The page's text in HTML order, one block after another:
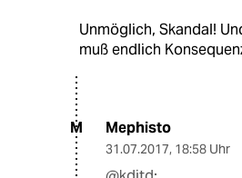
Unmöglich, Skandal!
muß endlich
M Mephisto
31.07.2017, 18:58 Uhr